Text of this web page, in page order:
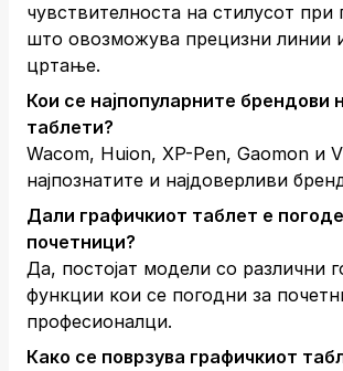
чувствителноста на стилусот
што овозможува прецизни линии
цртање.
Кои се најпопуларните брендови
таблети?
Wacom, Huion, XP-Pen, Gaomon и
најпознатите и најдоверливи
Дали графичкиот таблет е
почетници?
Да, постојат модели со различни
функции кои се погодни за
професионалци.
Како се поврзува графичкиот